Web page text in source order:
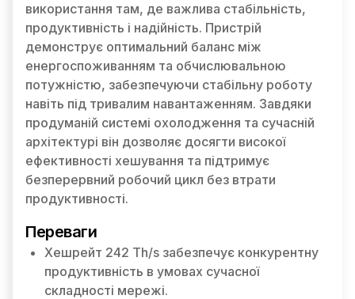
використання там, де важлива стабільність,
продуктивність і надійність. Пристрій
демонструє оптимальний баланс між
енергоспоживанням та обчислювальною
потужністю, забезпечуючи стабільну роботу
навіть під тривалим навантаженням. Завдяки
продуманій системі охолодження та сучасній
архітектурі він дозволяє досягти високої
ефективності хешування та підтримує
безперервний робочий цикл без втрати
продуктивності.
Переваги
Хешрейт 242 Th/s забезпечує конкурентну
продуктивність в умовах сучасної
складності мережі.